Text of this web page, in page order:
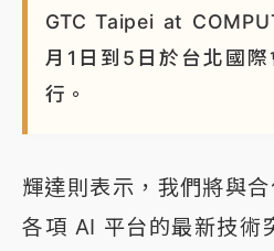
GTC Taipei at
月1日到5日於台北國
行。
輝達則表示，我們將與
各項 AI 平台的最新技術